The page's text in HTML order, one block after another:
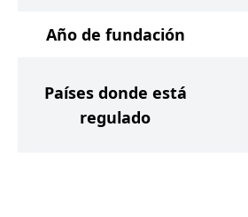
Año de fundación
Países donde está
regulado